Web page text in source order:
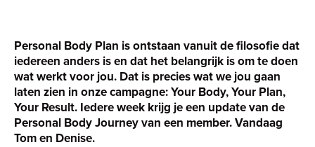
Personal Body Plan is ontstaan vanuit de filosofie dat
iedereen anders is en dat het belangrijk is om te doen
wat werkt voor jou. Dat is precies wat we jou gaan
laten zien in onze campagne: Your Body, Your Plan,
Your Result. Iedere week krijg je een update van de
Personal Body Journey van een member. Vandaag
Tom en Denise.